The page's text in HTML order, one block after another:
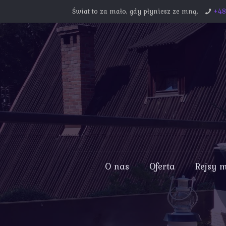
Świat to za mało, gdy płyniesz ze mną.
O nas Oferta Rejsy